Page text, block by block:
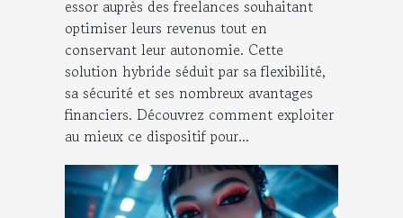
essor auprès des freelances souhaitant
optimiser leurs revenus tout en
conservant leur autonomie. Cette
solution hybride séduit par sa flexibilité,
sa sécurité et ses nombreux avantages
financiers. Découvrez comment exploiter
au mieux ce dispositif pour...